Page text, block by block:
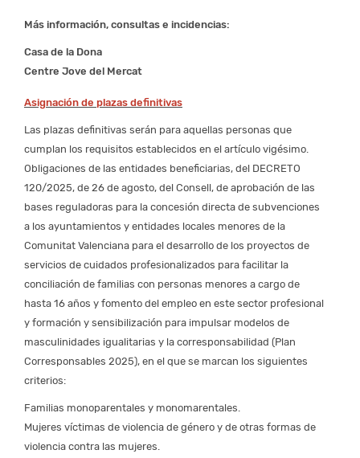
Más información, consultas e incidencias:
Casa de la Dona
Centre Jove del Mercat
Asignación de plazas definitivas
Las plazas definitivas serán para aquellas personas que
cumplan los requisitos establecidos en el artículo vigésimo.
Obligaciones de las entidades beneficiarias, del DECRETO
120/2025, de 26 de agosto, del Consell, de aprobación de las
bases reguladoras para la concesión directa de subvenciones
a los ayuntamientos y entidades locales menores de la
Comunitat Valenciana para el desarrollo de los proyectos de
servicios de cuidados profesionalizados para facilitar la
conciliación de familias con personas menores a cargo de
hasta 16 años y fomento del empleo en este sector profesional
y formación y sensibilización para impulsar modelos de
masculinidades igualitarias y la corresponsabilidad (Plan
Corresponsables 2025), en el que se marcan los siguientes
criterios:
Familias monoparentales y monomarentales.
Mujeres víctimas de violencia de género y de otras formas de
violencia contra las mujeres.